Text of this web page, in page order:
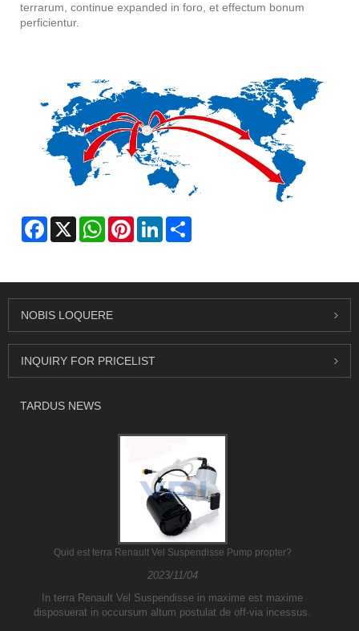
terrarum, continue expanded in foro, et effectum bonum
perficientur.
Facebook
X WhatsAppPinterestLinkedIn
NOBIS LOQUERE
INQUIRY FOR PRICELIST
TARDUS NEWS
Quid est terra Renault Vel Suspendisse Pump propter?
2023/11/04
In terra Renault Vel Suspendisse in maxime est maxime
disposuerat in occursum altum postulat de off-via incessus.